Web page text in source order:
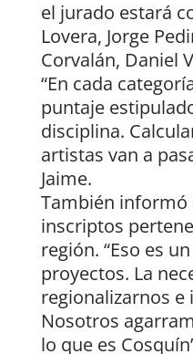
el jurado estará
Lovera, Jorge
Corvalán, Daniel
“En cada
puntaje
disciplina.
artistas van a
Jaime.
También informó
inscriptos
región. “Eso es
proyectos. La
regionalizarnos e
Nosotros
lo que es